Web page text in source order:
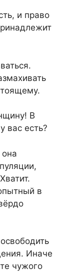
и право
В
вас есть?
в
Иначе
чужого